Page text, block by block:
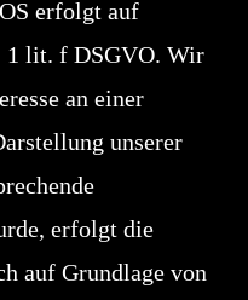
erfolgt auf
1 lit. f DSGVO. Wir
an einer
unserer
erfolgt die
auf Grundlage von